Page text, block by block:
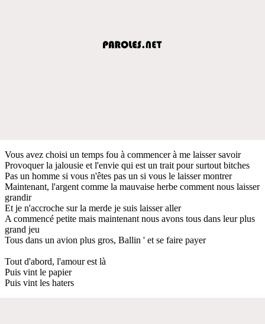
Vous avez choisi un temps fou à commencer à me laisser savoir
Provoquer la jalousie et l'envie qui est un trait pour surtout bitches
Pas un homme si vous n'êtes pas un si vous le laisser montrer
Maintenant, l'argent comme la mauvaise herbe comment nous laisser
grandir
Et je n'accroche sur la merde je suis laisser aller
A commencé petite mais maintenant nous avons tous dans leur plus
grand jeu
Tous dans un avion plus gros, Ballin ' et se faire payer
Tout d'abord, l'amour est là
Puis vint le papier
Puis vint les haters